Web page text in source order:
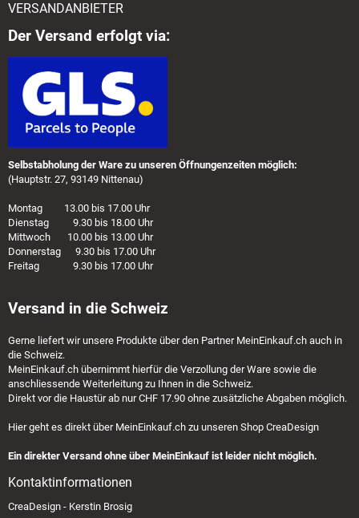
VERSANDANBIETER
Der Versand erfolgt via:
Selbstabholung der Ware zu unseren Öffnungenzeiten möglich:
(Hauptstr. 27, 93149 Nittenau)
Montag 13.00 bis 17.00 Uhr
Dienstag 9.30 bis 18.00 Uhr
Mittwoch 10.00 bis 13.00 Uhr
Donnerstag 9.30 bis 17.00 Uhr
Freitag 9.30 bis 17.00 Uhr
Versand in die Schweiz
Gerne liefert wir unsere Produkte über den Partner MeinEinkauf.ch auch in
die Schweiz.
MeinEinkauf.ch übernimmt hierfür die Verzollung der Ware sowie die
anschliessende Weiterleitung zu Ihnen in die Schweiz.
Direkt vor die Haustür ab nur CHF 17.90 ohne zusätzliche Abgaben möglich.
Hier geht es direkt über MeinEinkauf.ch zu unseren Shop CreaDesign
Ein direkter Versand ohne über MeinEinkauf ist leider nicht möglich.
Kontaktinformationen
CreaDesign - Kerstin Brosig